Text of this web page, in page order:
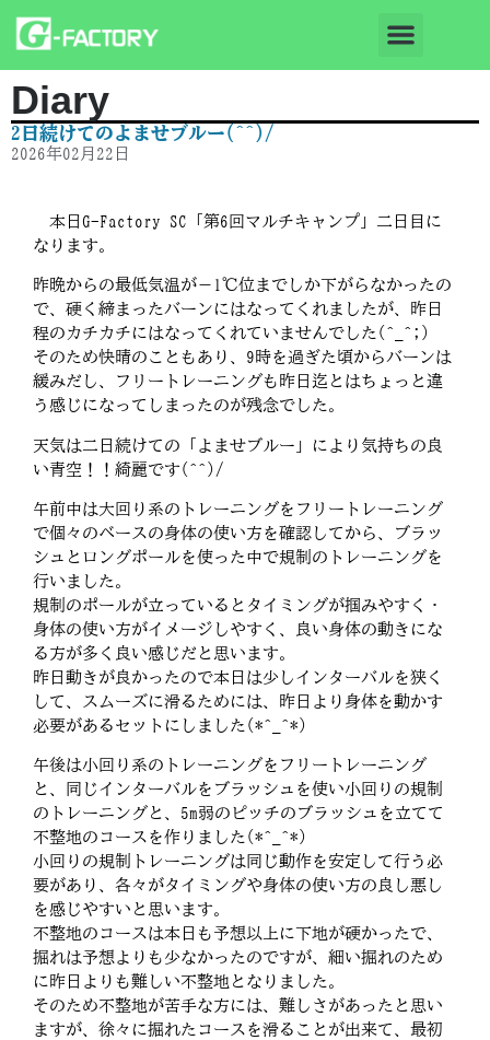
Diary
2日続けてのよませブルー(^^)/
2026年02月22日
本日G-Factory SC「第6回マルチキャンプ」二日目に
なります。
昨晩からの最低気温が－1℃位までしか下がらなかったの
で、硬く締まったバーンにはなってくれましたが、昨日
程のカチカチにはなってくれていませんでした(^_^;)
そのため快晴のこともあり、9時を過ぎた頃からバーンは
緩みだし、フリートレーニングも昨日迄とはちょっと違
う感じになってしまったのが残念でした。
天気は二日続けての「よませブルー」により気持ちの良
い青空！！綺麗です(^^)/
午前中は大回り系のトレーニングをフリートレーニング
で個々のベースの身体の使い方を確認してから、ブラッ
シュとロングポールを使った中で規制のトレーニングを
行いました。
規制のポールが立っているとタイミングが掴みやすく・
身体の使い方がイメージしやすく、良い身体の動きにな
る方が多く良い感じだと思います。
昨日動きが良かったので本日は少しインターバルを狭く
して、スムーズに滑るためには、昨日より身体を動かす
必要があるセットにしました(*^_^*)
午後は小回り系のトレーニングをフリートレーニング
と、同じインターバルをブラッシュを使い小回りの規制
のトレーニングと、5m弱のピッチのブラッシュを立てて
不整地のコースを作りました(*^_^*)
小回りの規制トレーニングは同じ動作を安定して行う必
要があり、各々がタイミングや身体の使い方の良し悪し
を感じやすいと思います。
不整地のコースは本日も予想以上に下地が硬かったで、
掘れは予想よりも少なかったのですが、細い掘れのため
に昨日よりも難しい不整地となりました。
そのため不整地が苦手な方には、難しさがあったと思い
ますが、徐々に掘れたコースを滑ることが出来て、最初